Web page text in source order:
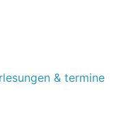
lesungen & termine